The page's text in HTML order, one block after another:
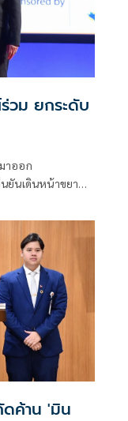
วม ยกระดับ
าออก
ยันเดินหน้าขยาย
ค้าน 'มิน